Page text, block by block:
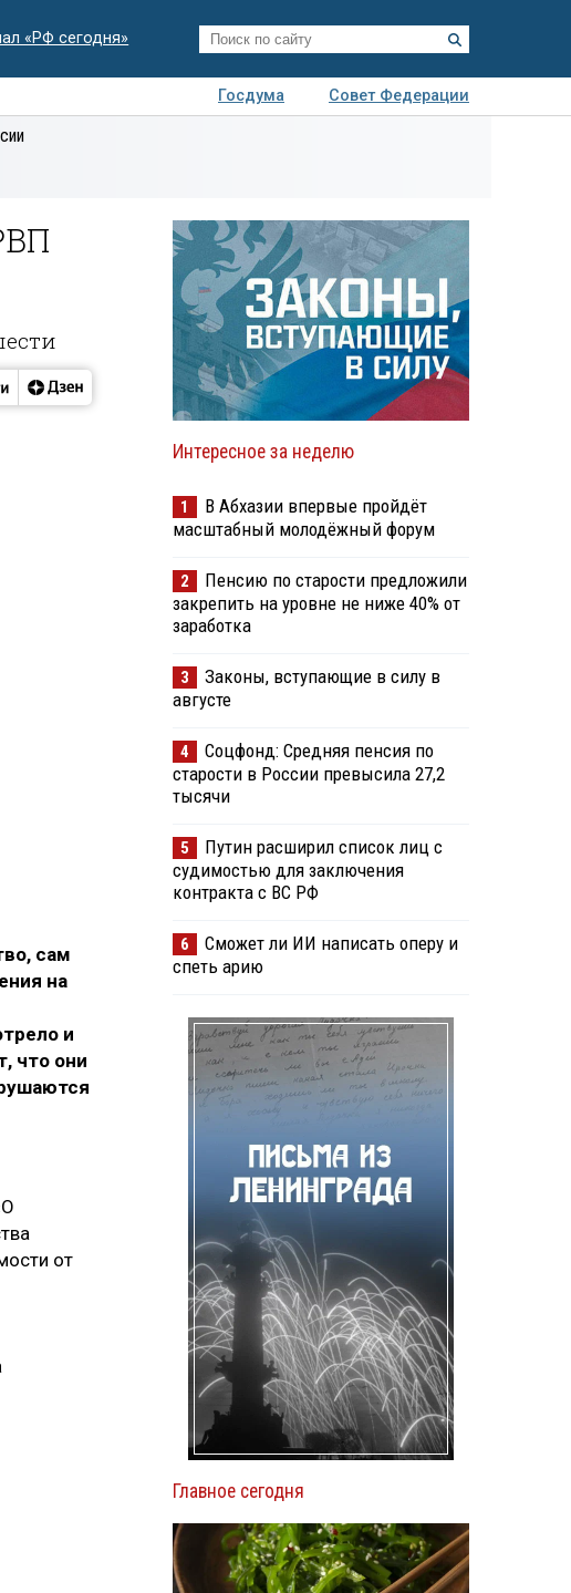
«РФ сегодня»
Госдума
Совет Федерации
Деловая
сам
на
и
что они
от
Интересное за неделю
1
В Абхазии впервые пройдёт
масштабный молодёжный форум
2
Пенсию по старости предложили
закрепить на уровне не ниже 40% от
заработка
3
Законы, вступающие в силу в
августе
4
Соцфонд: Средняя пенсия по
старости в России превысила 27,2
тысячи
5
Путин расширил список лиц с
судимостью для заключения
контракта с ВС РФ
6
Сможет ли ИИ написать оперу и
спеть арию
Главное сегодня